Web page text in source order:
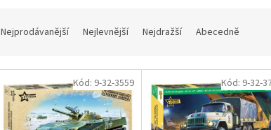
Nejprodávanější Nejlevnější Nejdražší Abecedně
Kód: 9-32-3559 Kód: 9-32-